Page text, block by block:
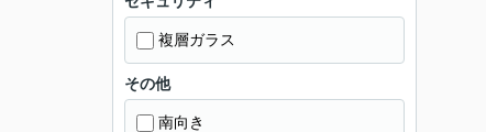
複層ガラス
その他
南向き